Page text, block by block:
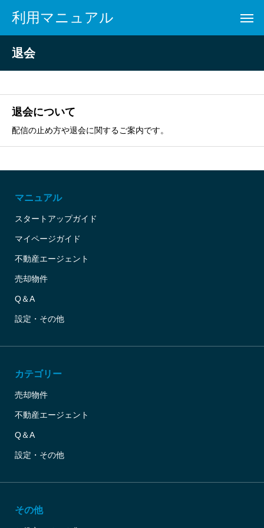
利用マニュアル
退会
退会について
配信の止め方や退会に関するご案内です。
マニュアル
スタートアップガイド
マイページガイド
不動産エージェント
売却物件
Q＆A
設定・その他
カテゴリー
売却物件
不動産エージェント
Q＆A
設定・その他
その他